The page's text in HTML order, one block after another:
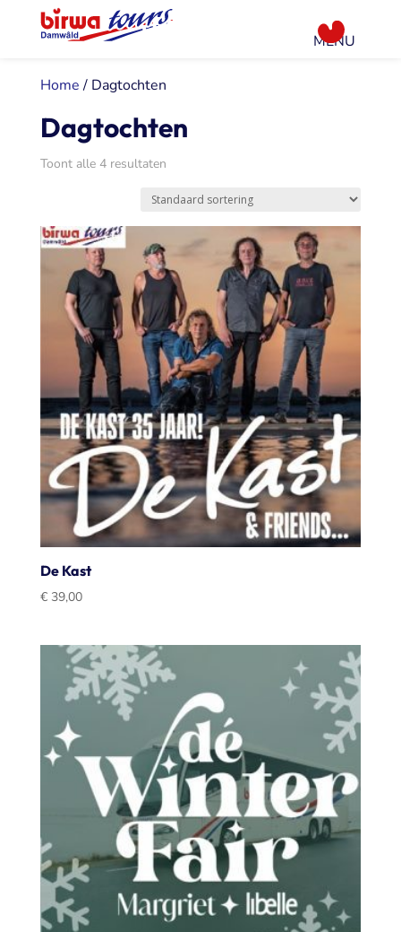
Home/ Dagtochten
Dagtochten
Toont alle 4 resultaten
De Kast
€39,00